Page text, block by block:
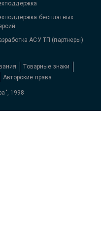
бесплатных
АСУ ТП (партнеры)
Товарные знаки
Авторские права
1998